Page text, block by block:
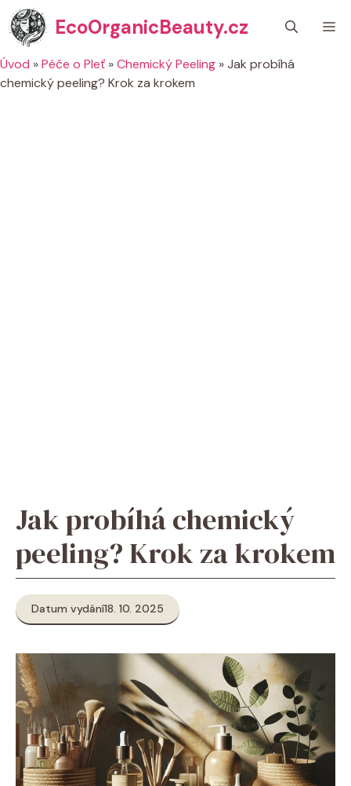
Přeskočit
na
obsah
EcoOrganicBeauty.cz
Úvod »Péče o Pleť »Chemický Peeling »Jak probíhá
chemický peeling? Krok za krokem
Jak probíhá chemický
peeling? Krok za krokem
Datum vydání18. 10. 2025